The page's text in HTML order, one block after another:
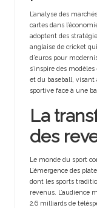
L’analyse des
cartes dans
adoptent des
anglaise de cricket
d’euros pour
s’inspire des
et du baseball, visant
sportive face à une
La
des
Le monde du sport
L’émergence des
dont les sports
revenus. L’audience
2.6 milliards de